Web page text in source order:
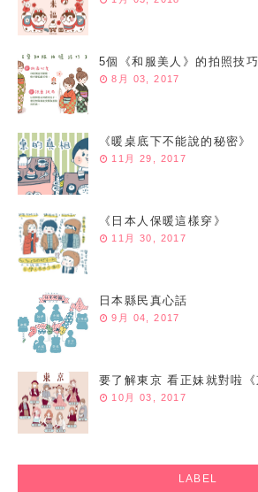
5個《和服美人》的拍照技巧
8月 03, 2017
《暖桌底下不能說的秘密》
11月 29, 2017
《日本人保暖這樣穿》
11月 30, 2017
日本縣民真心話
9月 04, 2017
要了解東京 看正妹就對啦《
10月 03, 2017
LABEL